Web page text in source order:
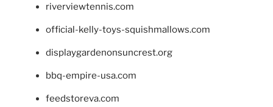
riverviewtennis.com
official-kelly-toys-squishmallows.com
displaygardenonsuncrest.org
bbq-empire-usa.com
feedstoreva.com